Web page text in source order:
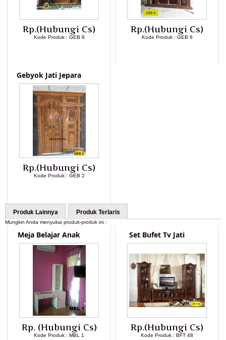
Rp.(Hubungi Cs)
Kode Produk : GEB 8
Rp.(Hubungi Cs)
Kode Produk : GEB 6
Gebyok Jati Jepara
Rp.(Hubungi Cs)
Kode Produk : GEB 2
Produk Lainnya Produk Terlaris
Mungkin Anda menyukai produk-produk ini :
Meja Belajar Anak
Rp. (Hubungi Cs)
Kode Produk : MBL 1
Set Bufet Tv Jati
Rp.(Hubungi Cs)
Kode Produk : BFT 48